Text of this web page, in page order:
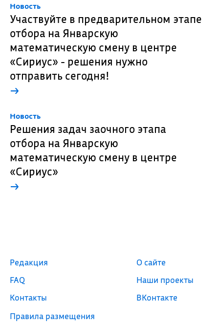
Новость
Участвуйте в предварительном этапе
отбора на Январскую
математическую смену в центре
«Сириус» - решения нужно
отправить сегодня!
→
Новость
Решения задач заочного этапа
отбора на Январскую
математическую смену в центре
«Сириус»
→
Редакция
FAQ
Контакты
Правила размещения
О сайте
Наши проекты
ВКонтакте